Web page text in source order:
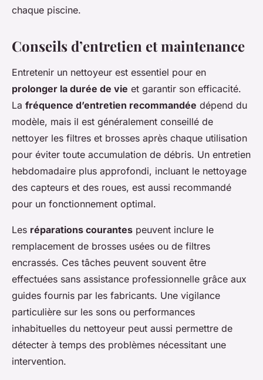
chaque piscine.
Conseils d’entretien et maintenance
Entretenir un nettoyeur est essentiel pour en
prolonger la durée de vie et garantir son efficacité.
La fréquence d’entretien recommandée dépend du
modèle, mais il est généralement conseillé de
nettoyer les filtres et brosses après chaque utilisation
pour éviter toute accumulation de débris. Un entretien
hebdomadaire plus approfondi, incluant le nettoyage
des capteurs et des roues, est aussi recommandé
pour un fonctionnement optimal.
Les réparations courantes peuvent inclure le
remplacement de brosses usées ou de filtres
encrassés. Ces tâches peuvent souvent être
effectuées sans assistance professionnelle grâce aux
guides fournis par les fabricants. Une vigilance
particulière sur les sons ou performances
inhabituelles du nettoyeur peut aussi permettre de
détecter à temps des problèmes nécessitant une
intervention.